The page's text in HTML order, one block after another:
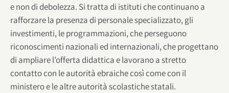
e non di debolezza. Si tratta di istituti che continuano a
rafforzare la presenza di personale specializzato, gli
investimenti, le programmazioni, che perseguono
riconoscimenti nazionali ed internazionali, che progettano
di ampliare l’offerta didattica e lavorano a stretto
contatto con le autorità ebraiche così come con il
ministero e le altre autorità scolastiche statali.